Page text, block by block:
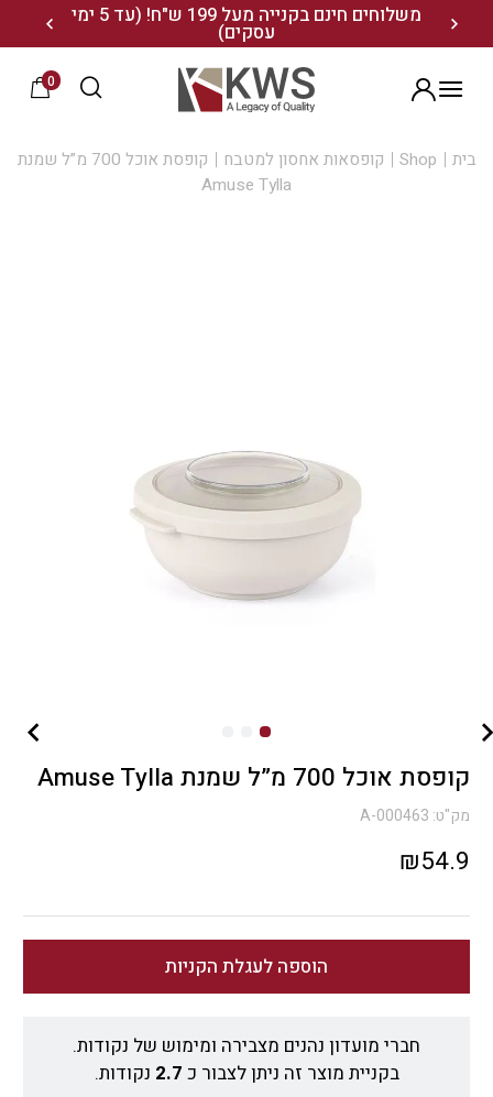
משלוחים חינם בקנייה מעל 199 ש"ח! (עד 5 ימי
עסקים) 20% הנחה על מגוון התיקים השוויצריים לחצו כאן>>
0
בית Shop קופסאות אחסון למטבח
קופסת אוכל 700 מ”ל שמנת
Amuse Tylla
קופסת אוכל 700 מ”ל שמנת Amuse Tylla
מק"ט: A-000463
₪54.9
הוספה לעגלת הקניות
חברי מועדון נהנים מצבירה ומימוש של נקודות.
בקניית מוצר זה ניתן לצבור כ 2.7 נקודות.